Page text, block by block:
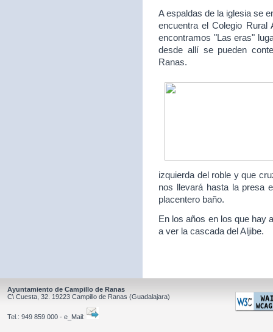
A espaldas de la iglesia se
encuentra el Colegio Rural
encontramos "Las eras"
desde allí se pueden
Ranas.
izquierda del roble y que
nos llevará hasta la presa
placentero baño.
En los años en los que hay
a ver la cascada del Aljibe.
Ayuntamiento de Campillo de Ranas
C\ Cuesta, 32. 19223 Campillo de Ranas (Guadalajara)
Tel.: 949 859 000 - e_Mail: